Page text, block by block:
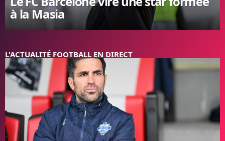
FC BARCELONE
MANCHESTER UNITED
BAYERN
L'AVIS DE LA RÉDAC'
à la Masia
L'ACTUALITÉ FOOTBALL EN DIRECT